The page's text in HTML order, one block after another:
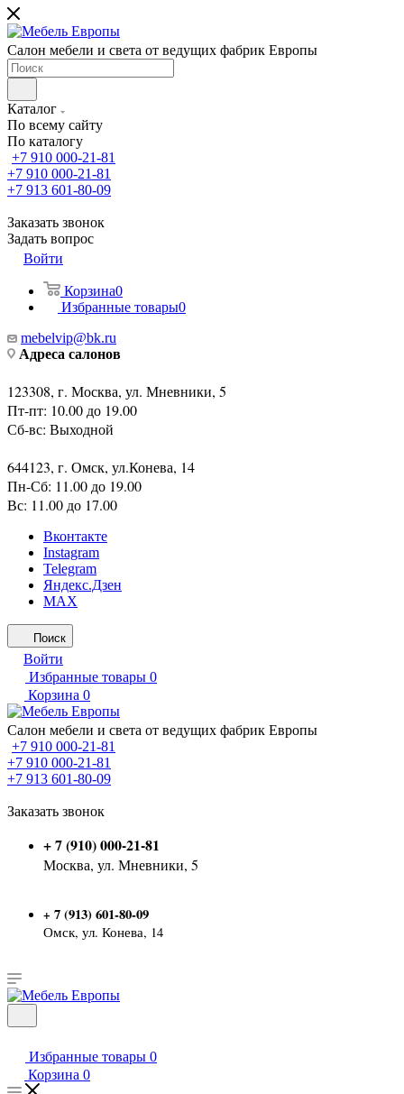
Салон мебели и света от ведущих фабрик Европы
Каталог
По всему сайту
По каталогу
+7 910 000-21-81
+7 910 000-21-81
+7 913 601-80-09
Заказать звонок
Задать вопрос
Войти
Корзина0
Избранные товары0
mebelvip@bk.ru
Адреса салонов
123308, г. Москва, ул. Мневники, 5
Пт-пт: 10.00 до 19.00
Сб-вс: Выходной
644123, г. Омск, ул.Конева, 14
Пн-Сб: 11.00 до 19.00
Вс: 11.00 до 17.00
Вконтакте
Instagram
Telegram
Яндекс.Дзен
MAX
Поиск
Войти
Избранные товары 0
Корзина 0
Салон мебели и света от ведущих фабрик Европы
+7 910 000-21-81
+7 910 000-21-81
+7 913 601-80-09
Заказать звонок
+ 7 (910) 000-21-81
Москва, ул. Мневники, 5
+ 7 (913) 601-80-09
Омск, ул. Конева, 14
Избранные товары 0
Корзина 0